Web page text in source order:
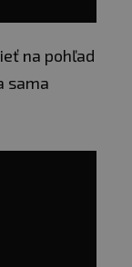
na pohľad
sama